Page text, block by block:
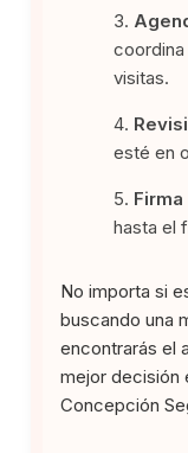
visitas.
esté en
hasta el
No importa si
buscando una
encontrarás el
mejor decisión
Concepción